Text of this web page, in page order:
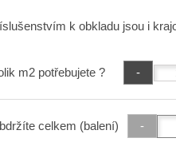
k obkladu jsou i
m2 potřebujete ?
celkem (balení)